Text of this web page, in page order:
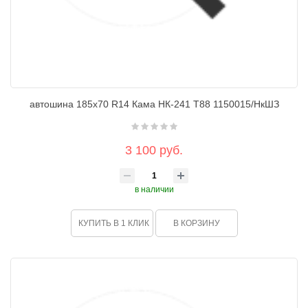
автошина 185х70 R14 Кама НК-241 T88 1150015/НкШЗ
3 100 руб.
в наличии
КУПИТЬ В 1 КЛИК В КОРЗИНУ